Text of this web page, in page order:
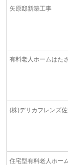
矢原邸新築工事
有料老人ホームはた
(株)デリカフレンズ
住宅型有料老人ホー